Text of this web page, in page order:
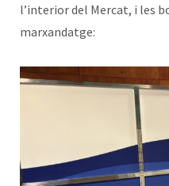
l’interior del Mercat, i les
marxandatge: